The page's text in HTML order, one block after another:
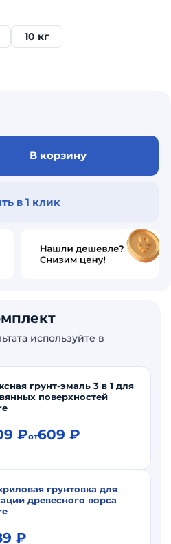
10 кг
В корзину
в 1 клик
грунт-эмаль 3 в 1 для
поверхностей
₽от609 ₽
грунтовка для
древесного ворса
₽
используйте в